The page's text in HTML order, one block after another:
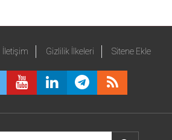
İletişim Gizlilik İlkeleri Sitene Ekle